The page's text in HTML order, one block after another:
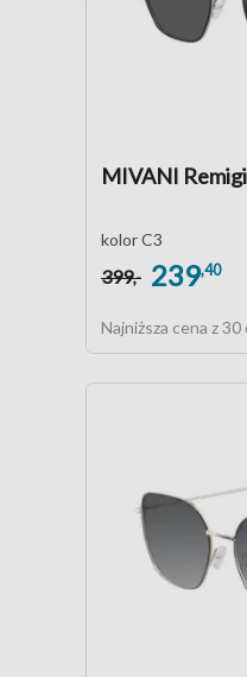
MIVANI
kolor C3
399,- 239,40
Najniższa cena z